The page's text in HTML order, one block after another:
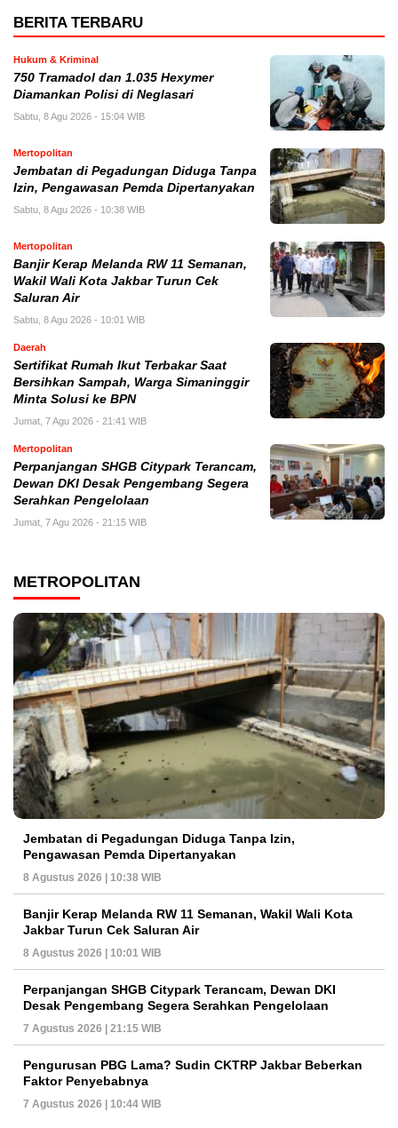
BERITA TERBARU
Hukum & Kriminal
750 Tramadol dan 1.035 Hexymer
Diamankan Polisi di Neglasari
Sabtu, 8 Agu 2026 - 15:04 WIB
Mertopolitan
Jembatan di Pegadungan Diduga Tanpa
Izin, Pengawasan Pemda Dipertanyakan
Sabtu, 8 Agu 2026 - 10:38 WIB
Mertopolitan
Banjir Kerap Melanda RW 11 Semanan,
Wakil Wali Kota Jakbar Turun Cek
Saluran Air
Sabtu, 8 Agu 2026 - 10:01 WIB
Daerah
Sertifikat Rumah Ikut Terbakar Saat
Bersihkan Sampah, Warga Simaninggir
Minta Solusi ke BPN
Jumat, 7 Agu 2026 - 21:41 WIB
Mertopolitan
Perpanjangan SHGB Citypark Terancam,
Dewan DKI Desak Pengembang Segera
Serahkan Pengelolaan
Jumat, 7 Agu 2026 - 21:15 WIB
METROPOLITAN
Jembatan di Pegadungan Diduga Tanpa Izin,
Pengawasan Pemda Dipertanyakan
8 Agustus 2026 | 10:38 WIB
Banjir Kerap Melanda RW 11 Semanan, Wakil Wali Kota
Jakbar Turun Cek Saluran Air
8 Agustus 2026 | 10:01 WIB
Perpanjangan SHGB Citypark Terancam, Dewan DKI
Desak Pengembang Segera Serahkan Pengelolaan
7 Agustus 2026 | 21:15 WIB
Pengurusan PBG Lama? Sudin CKTRP Jakbar Beberkan
Faktor Penyebabnya
7 Agustus 2026 | 10:44 WIB